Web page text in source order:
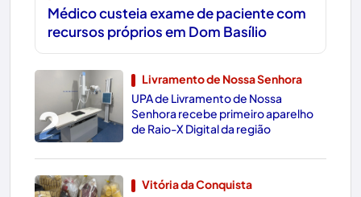
Médico custeia exame de paciente com
recursos próprios em Dom Basílio
2
Livramento de Nossa Senhora
UPA de Livramento de Nossa
Senhora recebe primeiro aparelho
de Raio-X Digital da região
Vitória da Conquista